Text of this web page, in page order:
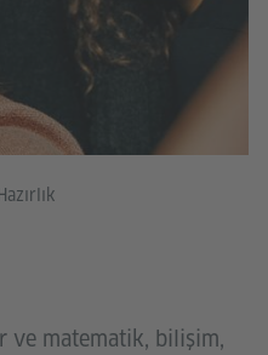
ve matematik, bilişim,